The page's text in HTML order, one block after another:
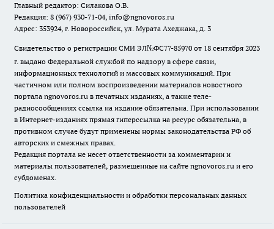
Главный редактор: Силакова О.В.
Редакция: 8 (967) 930-71-04, info@ngnovoros.ru
Адрес: 353924, г. Новороссийск, ул. Мурата Ахеджака, д. 3
Свидетельство о регистрации СМИ ЭЛ№ФС77-85970 от 18 сентября 2023
г. выдано Федеральной службой по надзору в сфере связи,
информационных технологий и массовых коммуникаций. При
частичном или полном воспроизведении материалов новостного
портала ngnovoros.ru в печатных изданиях, а также теле-
радиосообщениях ссылка на издание обязательна. При использовании
в Интернет-изданиях прямая гиперссылка на ресурс обязательна, в
противном случае будут применены нормы законодательства РФ об
авторских и смежных правах.
Редакция портала не несет ответственности за комментарии и
материалы пользователей, размещенные на сайте ngnovoros.ru и его
субдоменах.
Политика конфиденциальности и обработки персональных данных
пользователей